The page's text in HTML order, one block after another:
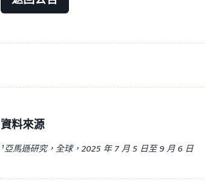
資料來源
¹亞馬遜研究，全球，2025 年 7 月 5 日至 9 月 6 日